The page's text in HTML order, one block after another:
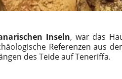
Inseln, war das
Referenzen aus
des Teide auf Teneriffa.